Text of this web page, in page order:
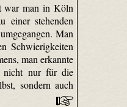
war man in Köln
einer stehenden
Man
Schwierigkeiten
man erkannte
nicht nur für die
sondern auch